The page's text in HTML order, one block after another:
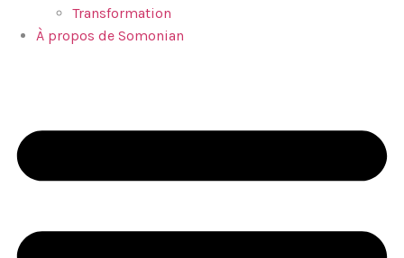
Transformation
À propos de Somonian